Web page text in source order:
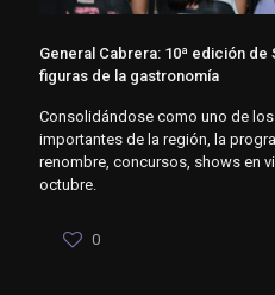
General Cabrera: 10ª edición
figuras de la gastronomía
Consolidándose como uno de
importantes de la región, la
renombre, concursos, shows en
octubre.
0